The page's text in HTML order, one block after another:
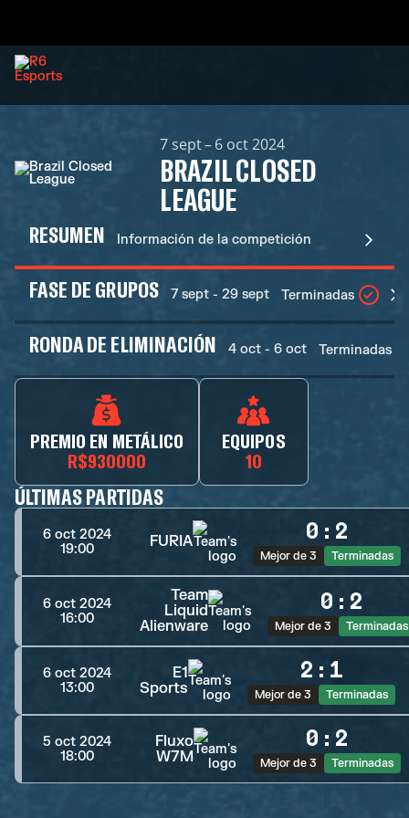
7 sept – 6 oct 2024
BRAZIL CLOSED
LEAGUE
RESUMEN Información de la competición
FASE DE GRUPOS 7 sept - 29 sept Terminadas
RONDA DE ELIMINACIÓN 4 oct - 6 oct Terminadas
PREMIO EN METÁLICO
R$930000
EQUIPOS
10
ÚLTIMAS PARTIDAS
6 oct 2024
19:00
FURIA 0 : 2
Mejor de 3 Terminadas
6 oct 2024
16:00
Team
Liquid
Alienware
0 : 2
Mejor de 3 Terminadas
6 oct 2024
13:00
E1
Sports
2 : 1
Mejor de 3 Terminadas
5 oct 2024
18:00
Fluxo
W7M
0 : 2
Mejor de 3 Terminadas